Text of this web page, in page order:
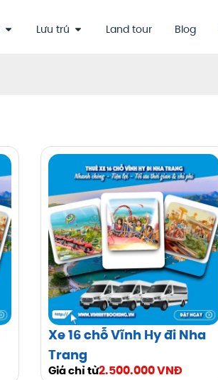
Lưu trú Land tour Blog
Xe 16 chỗ Vĩnh Hy đi Nha
Trang
Giá chỉ từ2.500.000 VNĐ